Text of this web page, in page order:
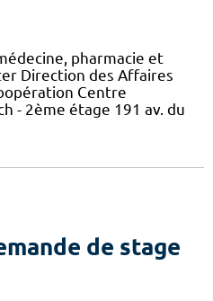
pharmacie et
Direction des Affaires
Centre
- 2ème étage 191 av. du
de stage